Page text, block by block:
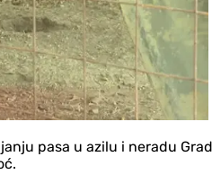
pasa u azilu i neradu